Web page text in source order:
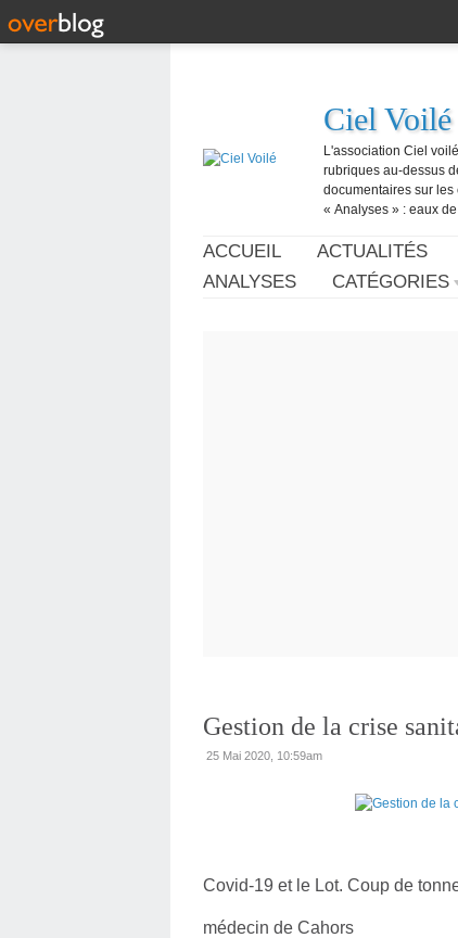
Ciel Voilé
L'association Ciel
rubriques au-dessus
documentaires sur
« Analyses » : eaux
ACCUEIL ACTUALITÉS
ANALYSES
CATÉGORIES
Gestion de la crise
25 Mai 2020, 10:59am
Covid-19 et le Lot. Coup de
médecin de Cahors